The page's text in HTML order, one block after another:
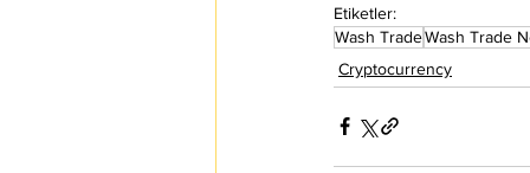
Etiketler:
Wash TradeWash Trade
Cryptocurrency